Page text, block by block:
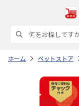
ホーム ペットストア